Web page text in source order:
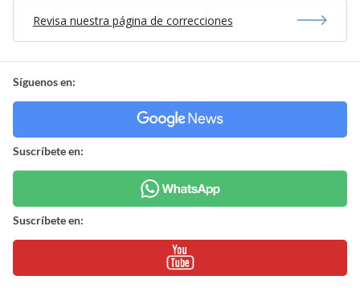
Revisa nuestra página de correcciones
Síguenos en:
Suscríbete en:
Suscríbete en: